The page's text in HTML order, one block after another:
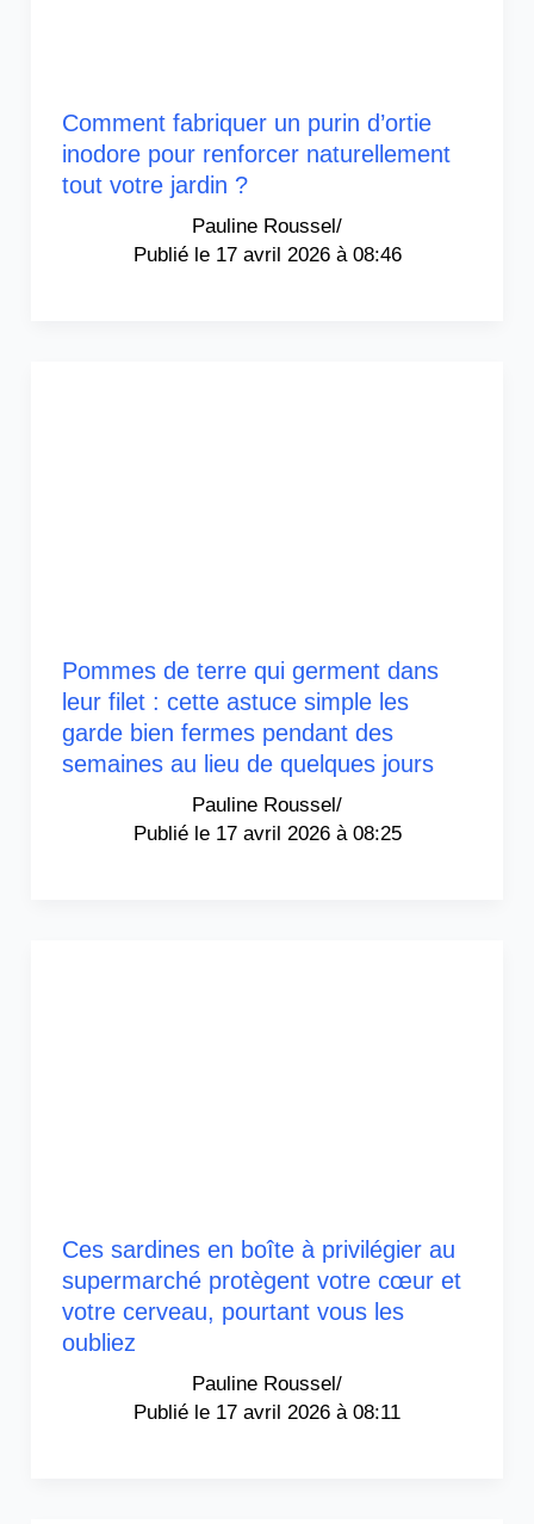
Comment fabriquer un purin d’ortie
inodore pour renforcer naturellement
tout votre jardin ?
Pauline Roussel/
17 avril 2026 à 08:46
Pommes de terre qui germent dans
leur filet : cette astuce simple les
garde bien fermes pendant des
semaines au lieu de quelques jours
Pauline Roussel/
17 avril 2026 à 08:25
Ces sardines en boîte à privilégier au
supermarché protègent votre cœur et
votre cerveau, pourtant vous les
oubliez
Pauline Roussel/
17 avril 2026 à 08:11